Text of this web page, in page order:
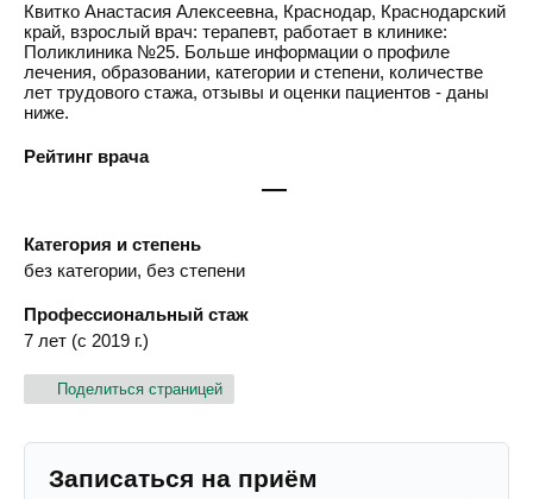
Квитко Анастасия Алексеевна, Краснодар, Краснодарский
край, взрослый врач: терапевт, работает в клинике:
Поликлиника №25. Больше информации о профиле
лечения, образовании, категории и степени, количестве
лет трудового стажа, отзывы и оценки пациентов - даны
ниже.
Рейтинг врача
—
Категория и степень
без категории, без степени
Профессиональный стаж
7 лет (с 2019 г.)
Поделиться страницей
Записаться на приём